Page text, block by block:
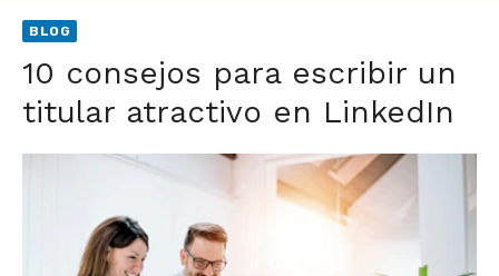
BLOG
10 consejos para escribir un
titular atractivo en LinkedIn